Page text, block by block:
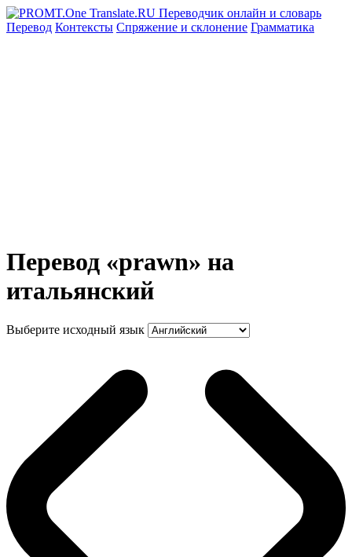
Перевод Контексты Спряжение и склонение Грамматика
Перевод «prawn» на
итальянский
Выберите исходный язык